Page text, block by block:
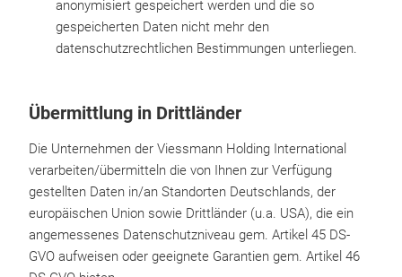
anonymisiert gespeichert werden und die so
gespeicherten Daten nicht mehr den
datenschutzrechtlichen Bestimmungen unterliegen.
Übermittlung in Drittländer
Die Unternehmen der Viessmann Holding International
verarbeiten/übermitteln die von Ihnen zur Verfügung
gestellten Daten in/an Standorten Deutschlands, der
europäischen Union sowie Drittländer (u.a. USA), die ein
angemessenes Datenschutzniveau gem. Artikel 45 DS-
GVO aufweisen oder geeignete Garantien gem. Artikel 46